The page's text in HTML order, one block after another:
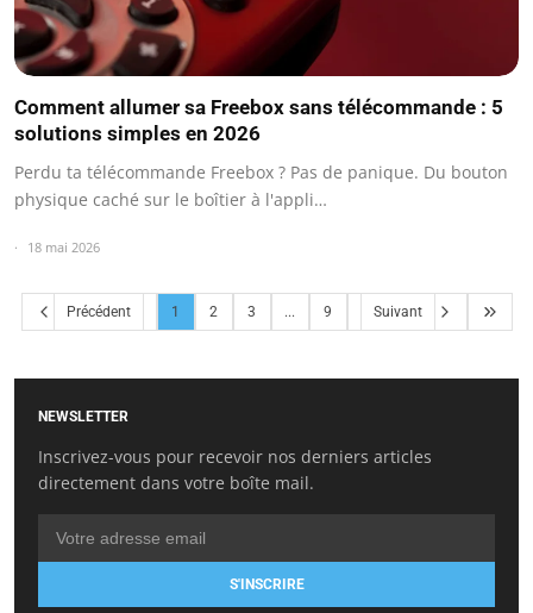
Comment allumer sa Freebox sans télécommande : 5
solutions simples en 2026
Perdu ta télécommande Freebox ? Pas de panique. Du bouton
physique caché sur le boîtier à l'appli…
18 mai 2026
Précédent 1 2 3 ... 9 Suivant
NEWSLETTER
Inscrivez-vous pour recevoir nos derniers articles
directement dans votre boîte mail.
S'INSCRIRE